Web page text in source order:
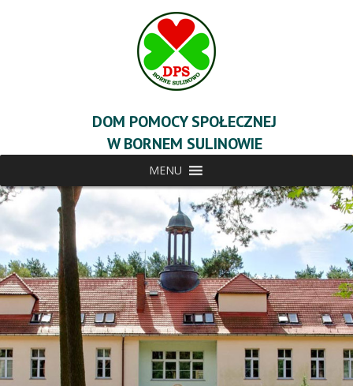
DOM POMOCY SPOŁECZNEJ
W BORNEM SULINOWIE
MENU